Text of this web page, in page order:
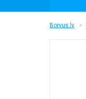
Borvus.lv